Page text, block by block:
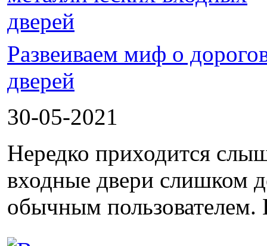
Развеиваем миф о
дверей
30-05-2021
Нередко приходится
входные двери слишком
обычным пользователем.